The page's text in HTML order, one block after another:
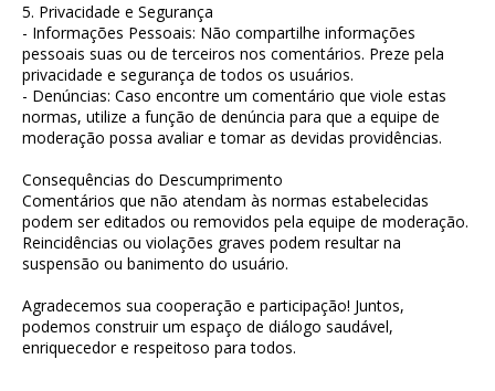
5. Privacidade e Segurança
- Informações Pessoais: Não compartilhe informações
pessoais suas ou de terceiros nos comentários. Preze pela
privacidade e segurança de todos os usuários.
- Denúncias: Caso encontre um comentário que viole estas
normas, utilize a função de denúncia para que a equipe de
moderação possa avaliar e tomar as devidas providências.
Consequências do Descumprimento
Comentários que não atendam às normas estabelecidas
podem ser editados ou removidos pela equipe de moderação.
Reincidências ou violações graves podem resultar na
suspensão ou banimento do usuário.
Agradecemos sua cooperação e participação! Juntos,
podemos construir um espaço de diálogo saudável,
enriquecedor e respeitoso para todos.